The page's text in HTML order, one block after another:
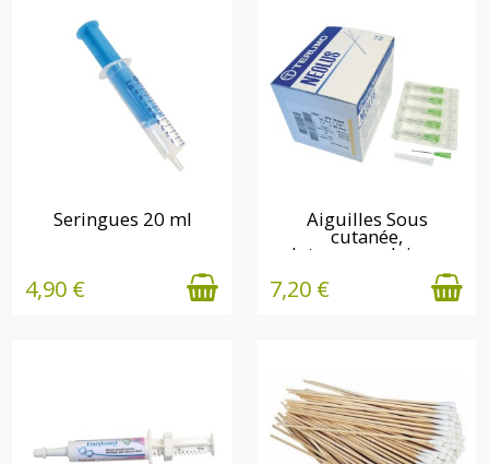
EN STOCK
Seringues 20 ml
4,90 €
EN STOCK
Aiguilles Sous
cutanée,
Intramusculaire...
7,20 €